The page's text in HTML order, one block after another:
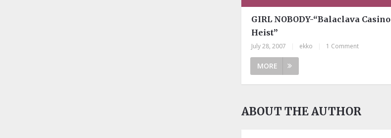
GIRL NOBODY-“Balaclava Casino
Heist”
July 28, 2007 ekko 1 Comment
MORE
ABOUT THE AUTHOR